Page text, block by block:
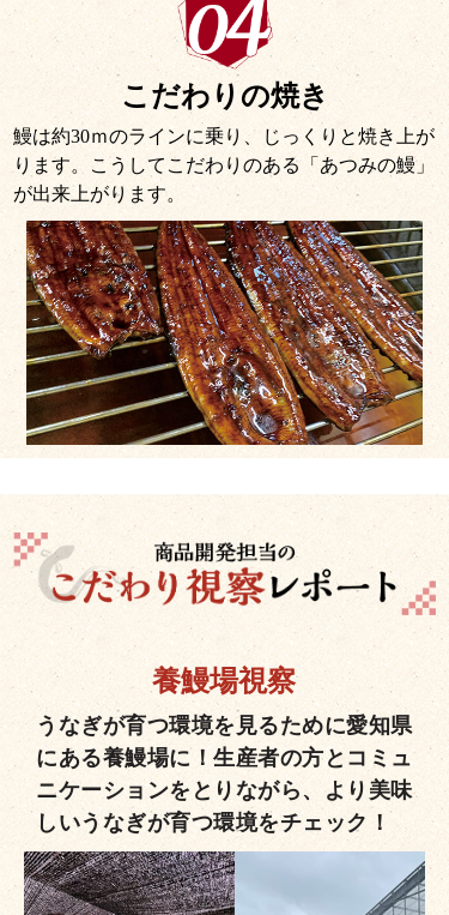
こだわりの焼き
鰻は約30ｍのラインに乗り、じっくりと焼き上が
ります。こうしてこだわりのある「あつみの鰻」
が出来上がります。
養鰻場視察
うなぎが育つ環境を見るために愛知県
にある養鰻場に！生産者の方とコミュ
ニケーションをとりながら、より美味
しいうなぎが育つ環境をチェック！